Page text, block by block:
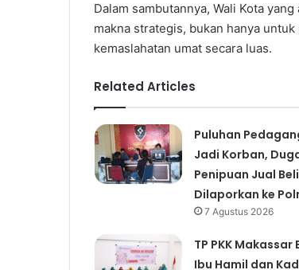
Dalam sambutannya, Wali Kota
makna strategis, bukan hanya
kemaslahatan umat secara luas.
Related Articles
Puluhan
Jadi Korban,
Penipuan Jual
Dilaporkan ke
7 Agustus 2026
TP PKK Makassar
Ibu Hamil dan